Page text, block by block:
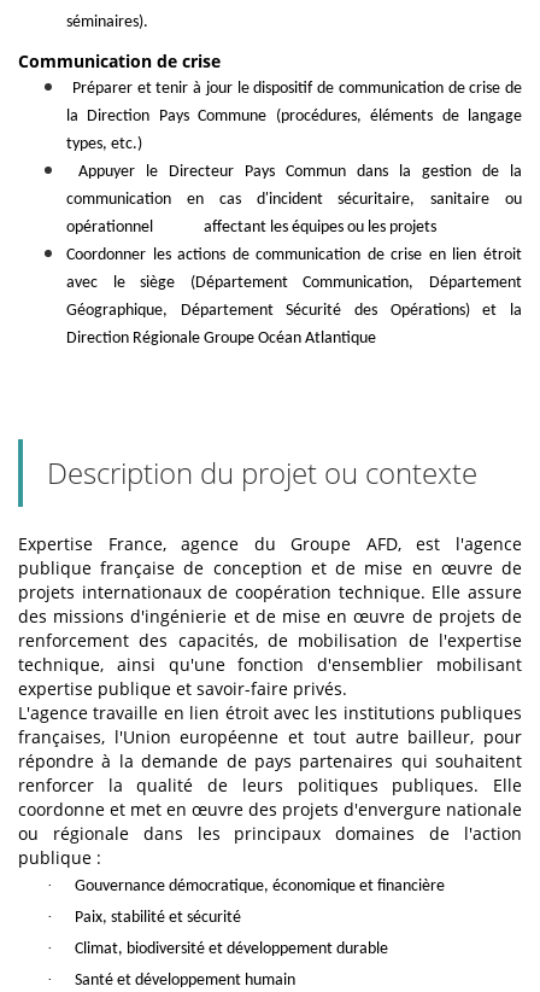
séminaires).
Communication de crise
Préparer et tenir à jour le dispositif de communication de crise de
la Direction Pays Commune (procédures, éléments de langage
types, etc.)
Appuyer le Directeur Pays Commun dans la gestion de la
communication en cas d'incident sécuritaire, sanitaire ou
opérationnel affectant les équipes ou les projets
Coordonner les actions de communication de crise en lien étroit
avec le siège (Département Communication, Département
Géographique, Département Sécurité des Opérations) et la
Direction Régionale Groupe Océan Atlantique
Description du projet ou contexte
Expertise France, agence du Groupe AFD, est l'agence
publique française de conception et de mise en œuvre de
projets internationaux de coopération technique. Elle assure
des missions d'ingénierie et de mise en œuvre de projets de
renforcement des capacités, de mobilisation de l'expertise
technique, ainsi qu'une fonction d'ensemblier mobilisant
expertise publique et savoir-faire privés.
L'agence travaille en lien étroit avec les institutions publiques
françaises, l'Union européenne et tout autre bailleur, pour
répondre à la demande de pays partenaires qui souhaitent
renforcer la qualité de leurs politiques publiques. Elle
coordonne et met en œuvre des projets d'envergure nationale
ou régionale dans les principaux domaines de l'action
publique :
·
Gouvernance démocratique, économique et financière
·
Paix, stabilité et sécurité
·
Climat, biodiversité et développement durable
·
Santé et développement humain